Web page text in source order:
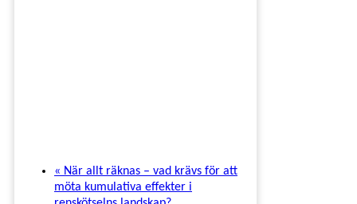
« När allt räknas – vad krävs för att
möta kumulativa effekter i